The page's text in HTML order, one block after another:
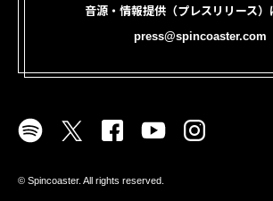
音源・情報提供（プレスリリース）
press@spincoaster.com
©︎ Spincoaster. All rights reserved.